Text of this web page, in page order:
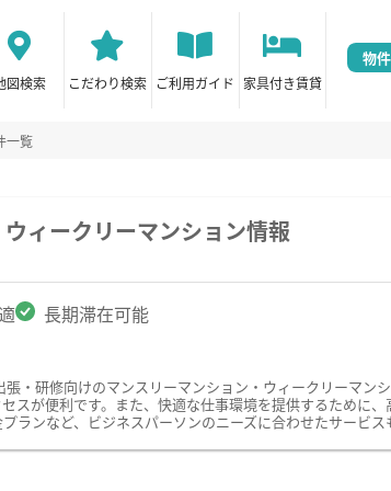
図検索 こだわり検索 ご利用ガイド 家具付き賃貸
物
一覧
ィークリーマンション情報
長期滞在可能
・研修向けのマンスリーマンション・ウィークリーマン
スが便利です。また、快適な仕事環境を提供するために
ンなど、ビジネスパーソンのニーズに合わせたサービス